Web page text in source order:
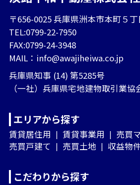
〒656-0025 兵庫県洲本市本町５
TEL:0799-22-7950
FAX:0799-24-3948
MAIL： info@awajiheiwa.co.jp
兵庫県知事 (14) 第5285号
（一社）兵庫県宅地建物取引業協
エリアから探す
賃貸居住用 賃貸事業用
売買
売買戸建て
売買土地 収益物
こだわりから探す